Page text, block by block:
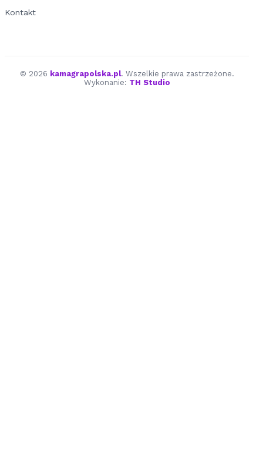
Kontakt
© 2026 kamagrapolska.pl. Wszelkie prawa zastrzeżone.
Wykonanie: TH Studio